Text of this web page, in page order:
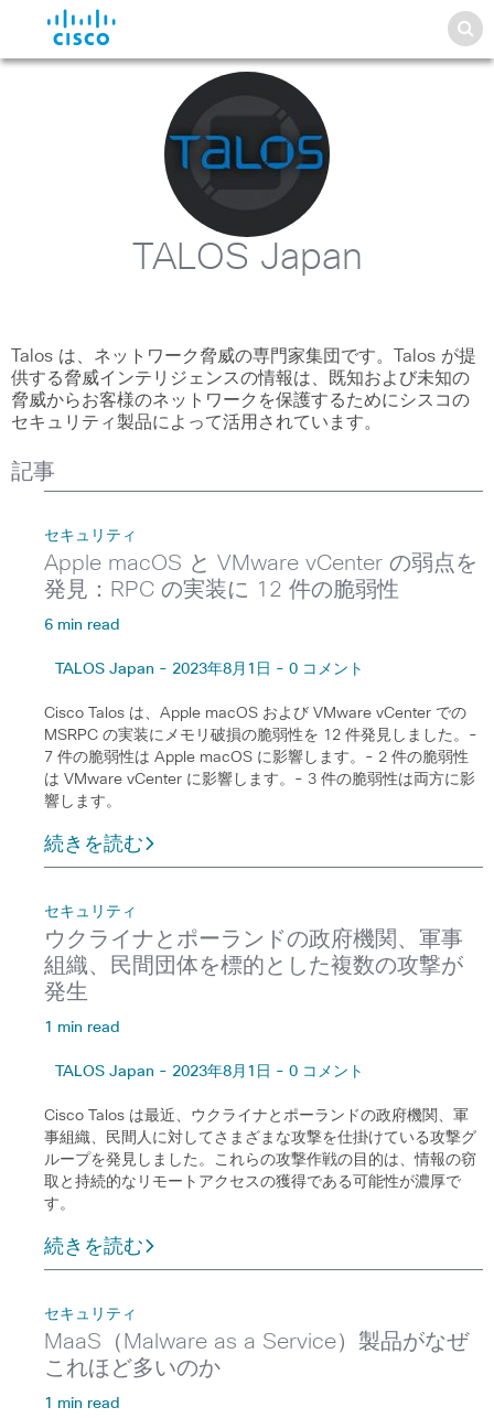
TALOS Japan
Talos は、ネットワーク脅威の専門家集団です。Talos が提
供する脅威インテリジェンスの情報は、既知および未知の
脅威からお客様のネットワークを保護するためにシスコの
セキュリティ製品によって活用されています。
記事
セキュリティ
Apple macOS と VMware vCenter の弱点を
発見：RPC の実装に 12 件の脆弱性
6 min read
TALOS Japan - 2023年8月1日 - 0 コメント
Cisco Talos は、Apple macOS および VMware vCenter での
MSRPC の実装にメモリ破損の脆弱性を 12 件発見しました。-
7 件の脆弱性は Apple macOS に影響します。- 2 件の脆弱性
は VMware vCenter に影響します。- 3 件の脆弱性は両方に影
響します。
続きを読む
セキュリティ
ウクライナとポーランドの政府機関、軍事
組織、民間団体を標的とした複数の攻撃が
発生
1 min read
TALOS Japan - 2023年8月1日 - 0 コメント
Cisco Talos は最近、ウクライナとポーランドの政府機関、軍
事組織、民間人に対してさまざまな攻撃を仕掛けている攻撃グ
ループを発見しました。これらの攻撃作戦の目的は、情報の窃
取と持続的なリモートアクセスの獲得である可能性が濃厚で
す。
続きを読む
セキュリティ
MaaS（Malware as a Service）製品がなぜ
これほど多いのか
1 min read